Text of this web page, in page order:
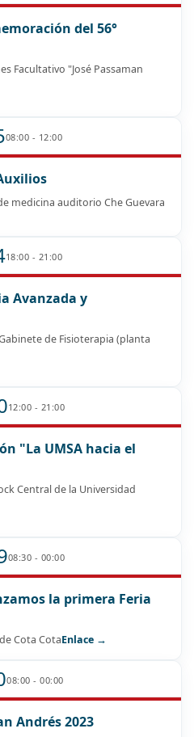
del 56°
Facultativo "José Passaman
08:00 - 12:00
medicina auditorio Che Guevara
18:00 - 21:00
Avanzada y
Gabinete de Fisioterapia (planta
12:00 - 21:00
"La UMSA hacia el
Central de la Universidad
08:30 - 00:00
la primera Feria
Cota CotaEnlace →
08:00 - 00:00
Andrés 2023